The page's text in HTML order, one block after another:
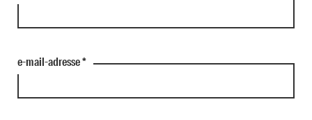
e-mail-adresse*